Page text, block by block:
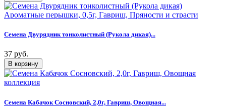
Семена Двурядник тонколистный (Рукола дикая)...
37 руб.
Семена Кабачок Сосновский, 2,0г, Гавриш, Овощная...